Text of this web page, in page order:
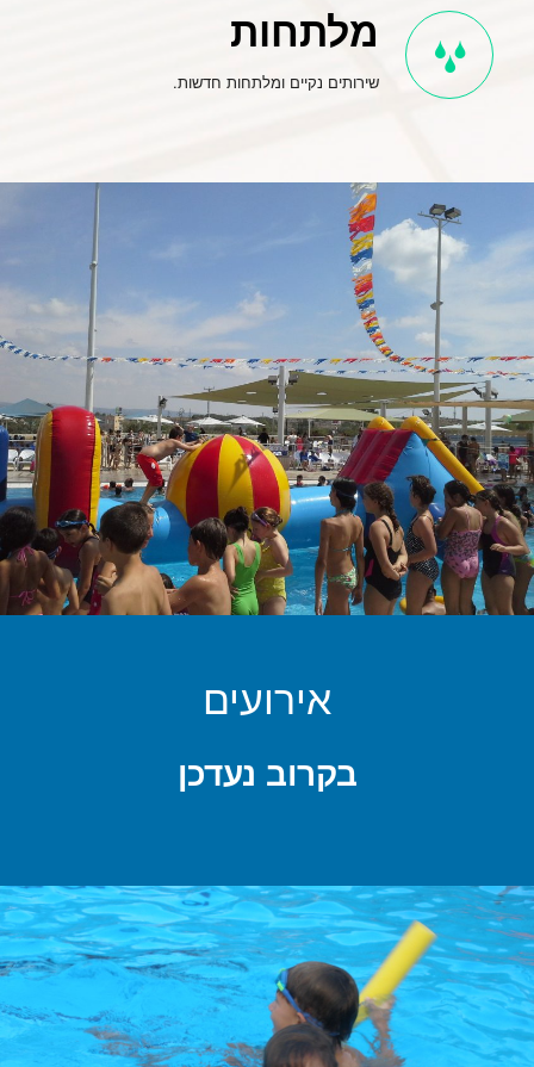
מלתחות
שירותים נקיים ומלתחות חדשות.
אירועים
בקרוב נעדכן